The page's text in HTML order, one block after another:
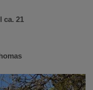
ca. 21